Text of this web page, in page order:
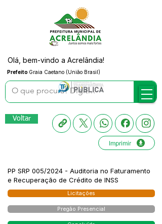
Prefeito Graia Caetano (União Brasil)
Olá, bem-vindo a Acrelândia!
Voltar
Imprimir
PP SRP 005/2024 - Auditoria no Faturamento
e Recuperação de Crédito de INSS
Licitações
Pregão Presencial